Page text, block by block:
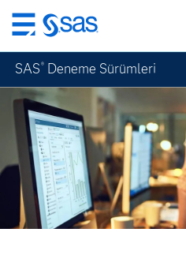
Ana
içeriğe
atla
SAS ® Deneme Sürümleri